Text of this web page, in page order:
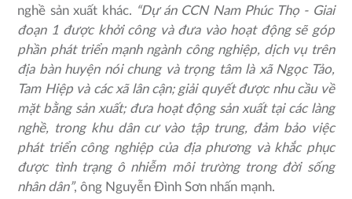
nghề sản xuất khác. “Dự án CCN Nam Phúc Thọ - Giai
đoạn 1 được khởi công và đưa vào hoạt động sẽ góp
phần phát triển mạnh ngành công nghiệp, dịch vụ trên
địa bàn huyện nói chung và trọng tâm là xã Ngọc Tảo,
Tam Hiệp và các xã lân cận; giải quyết được nhu cầu về
mặt bằng sản xuất; đưa hoạt động sản xuất tại các làng
nghề, trong khu dân cư vào tập trung, đảm bảo việc
phát triển công nghiệp của địa phương và khắc phục
được tình trạng ô nhiễm môi trường trong đời sống
nhân dân”, ông Nguyễn Đình Sơn nhấn mạnh.